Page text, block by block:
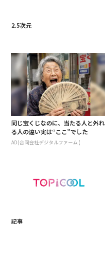
2.5次元
同じ宝くじなのに、当たる人と外れ
る人の違い実は“ここ”でした
AD(合同会社デジタルファーム )
記事